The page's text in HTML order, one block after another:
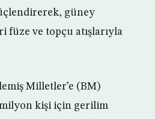
güney
füze ve topçu atışlarıyla
Milletler’e (BM)
milyon kişi için gerilim